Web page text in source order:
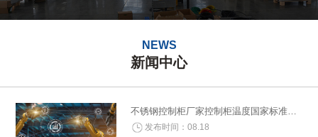
NEWS
新闻中心
不锈钢控制柜厂家控制柜温度国家标准概述
发布时间：08.18